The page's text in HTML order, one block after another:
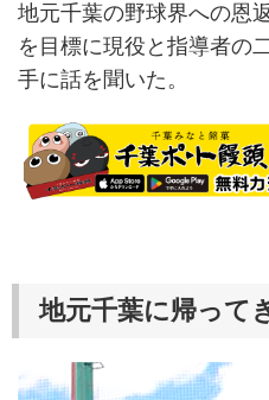
地元千葉の野球界への恩
を目標に現役と指導者の
手に話を聞いた。
地元千葉に帰って